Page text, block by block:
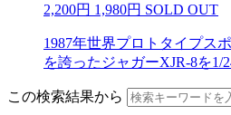
2,200円 1,980円 SOLD OUT
1987年世界プロトタイプス
を誇ったジャガーXJR-8を1/
この検索結果から